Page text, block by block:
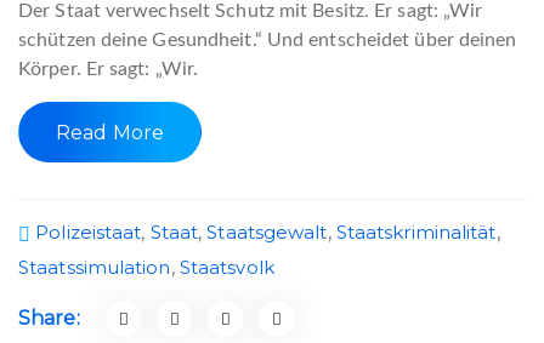
Der Staat verwechselt Schutz mit Besitz. Er sagt: „Wir
schützen deine Gesundheit.“ Und entscheidet über deinen
Körper. Er sagt: „Wir.
Read More
Polizeistaat, Staat,Staatsgewalt, Staatskriminalität,
Staatssimulation, Staatsvolk
Share: